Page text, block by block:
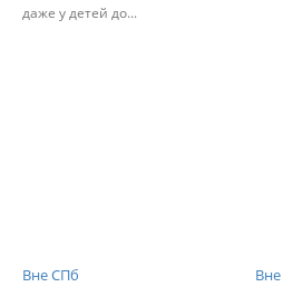
даже у детей до...
Вне СПб